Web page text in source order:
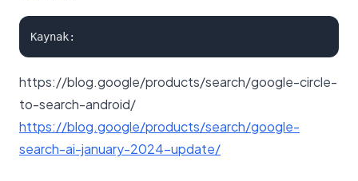
Kaynak:
https://blog.google/products/search/google-circle-
to-search-android/
https://blog.google/products/search/google-
search-ai-january-2024-update/